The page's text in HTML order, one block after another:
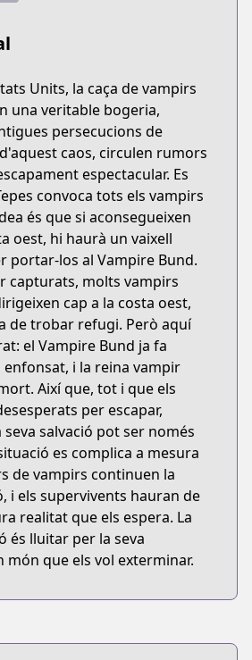
Units, la caça de vampirs
una veritable bogeria,
persecucions de
caos, circulen rumors
espectacular. Es
convoca tots els vampirs
és que si aconsegueixen
oest, hi haurà un vaixell
portar-los al Vampire Bund.
capturats, molts vampirs
cap a la costa oest,
de trobar refugi. Però aquí
el Vampire Bund ja fa
enfonsat, i la reina vampir
Així que, tot i que els
per escapar,
salvació pot ser només
es complica a mesura
de vampirs continuen la
i els supervivents hauran de
realitat que els espera. La
és lluitar per la seva
món que els vol exterminar.